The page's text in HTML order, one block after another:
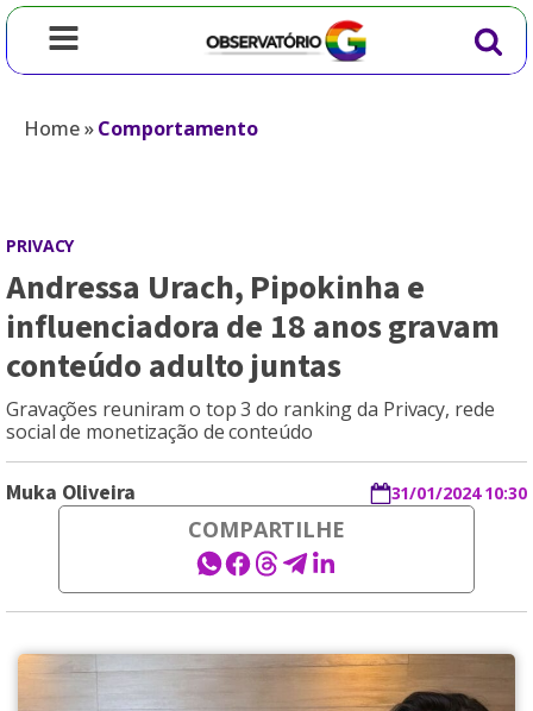
Home»Comportamento
PRIVACY
Andressa Urach, Pipokinha e
influenciadora de 18 anos gravam
conteúdo adulto juntas
Gravações reuniram o top 3 do ranking da Privacy, rede
social de monetização de conteúdo
Muka Oliveira 31/01/2024 10:30
COMPARTILHE